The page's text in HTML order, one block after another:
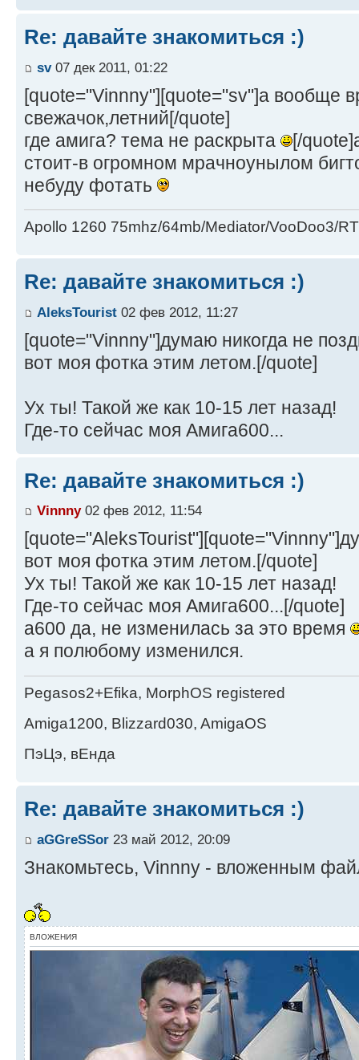
Re: давайте знакомиться :)
sv07 дек 2011, 01:22
[quote="Vinnny"][quote="sv"]а вообще
свежачок,летний[/quote]
где амига? тема не раскрыта
[/
стоит-в огромном мрачноунылом
небуду фотать
Apollo 1260 75mhz/64mb/Mediator/VooDoo3/
Re: давайте знакомиться :)
AleksTourist 02 фев 2012, 11:27
[quote="Vinnny"]думаю никогда не
вот моя фотка этим летом.[/quote]
Ух ты! Такой же как 10-15 лет назад!
Где-то сейчас моя Амига600...
Re: давайте знакомиться :)
Vinnny02 фев 2012, 11:54
вот моя фотка этим летом.[/quote]
Ух ты! Такой же как 10-15 лет назад!
Где-то сейчас моя Амига600...[/quote]
а600 да, не изменилась за это время
а я полюбому изменился.
Pegasos2+Efika, MorphOS registered
Amiga1200, Blizzard030, AmigaOS
ПэЦэ, вЕнда
Re: давайте знакомиться :)
aGGreSSor 23 май 2012, 20:09
Знакомьтесь, Vinnny - вложенным
ВЛОЖЕНИЯ